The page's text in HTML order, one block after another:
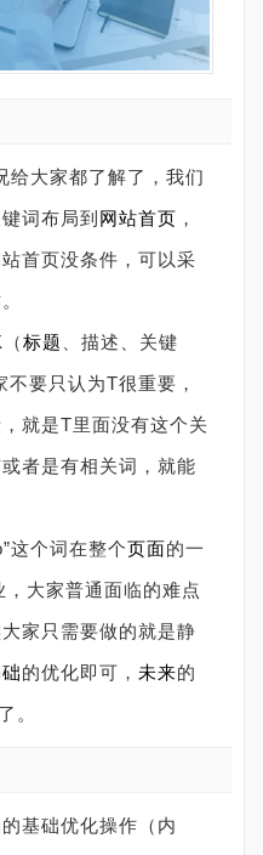
给大家都了解了，我们
词布局到 网站首页 ，
首页没条件，可以采
标题
、描述、关键
要只认为T很重要，
就是T里面没有这个关
者是有相关词，就能
这个词在整个页面的一
大家普通面临的难点
大家只需要做的就是静
的优化即可， 未来的
。
的基础优化操作（内